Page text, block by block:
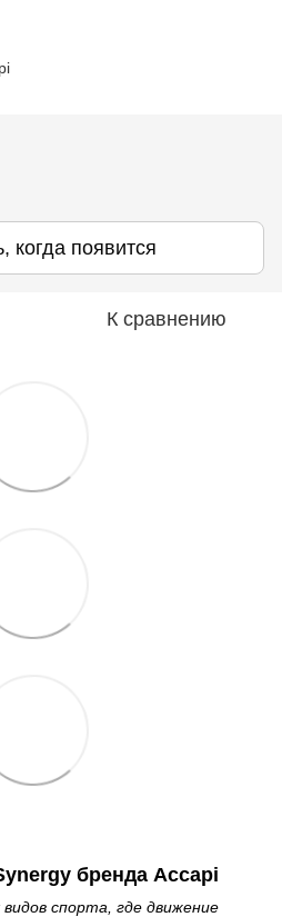
когда появится
К сравнению
бренда Accapi
спорта, где движение